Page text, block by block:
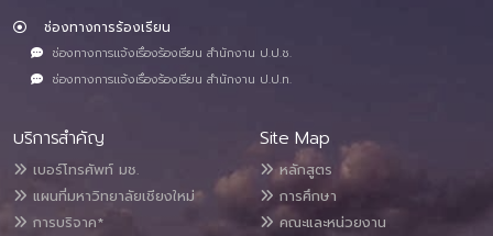
ช่องทางการร้องเรียน
ช่องทางการแจ้งเรื่องร้องเรียน สำนักงาน ป.ป.ช.
ช่องทางการแจ้งเรื่องร้องเรียน สำนักงาน ป.ป.ท.
บริการสำคัญ
เบอร์โทรศัพท์ มช.
แผนที่มหาวิทยาลัยเชียงใหม่
การบริจาค*
Site Map
หลักสูตร
การศึกษา
คณะและหน่วยงาน